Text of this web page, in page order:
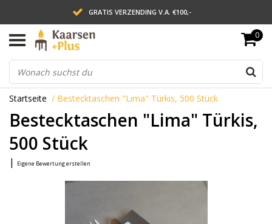
GRATIS VERZENDING V.A. €100,-
LEVERING BINNEN 2 WERKDAGEN
ACHTERAF BETALEN VIA AFTERPAY
0
Startseite / Bestecktaschen "Lima" Türkis, 500 Stück
Bestecktaschen "Lima" Türkis,
500 Stück
| Eigene Bewertung erstellen